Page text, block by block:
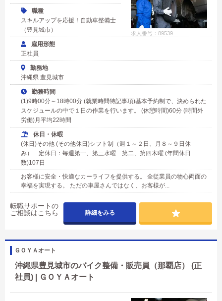
求人番号：89539
職種
スキルアップを応援！自動車整備士
（豊見城市）
雇用形態
正社員
勤務地
沖縄県 豊見城市
勤務時間
(1)9時00分～18時00分 (就業時間特記事項)基本予約制で、決められた
スケジュールの中で１日の作業を行います。 (休憩時間)60分 (時間外
労働)月平均22時間
休日・休暇
(休日)その他 (その他休日)シフト制（週１～２日、月８～９日休
み） 定休日：毎週第一、第三水曜 第二、第四木曜 (年間休日
数)107日
お客様に安全・快適なカーライフを提供する。 全従業員の物心両面の
幸福を実現する。 ただの車屋さんではなく、お客様が...
転職サポートの
ご相談はこちら
詳細をみる
ＧＯＹＡオート
沖縄県豊見城市のバイク整備・販売員（那覇店） (正
社員) | ＧＯＹＡオート